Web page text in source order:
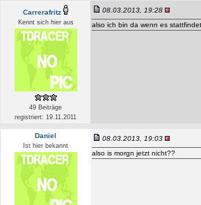
Carrerafritz
Kennt sich hier aus
49 Beiträge
registriert: 19.11.2011
08.03.2013, 19:28
also ich bin da wenn es stattfindet
Daniel
Ist hier bekannt
08.03.2013, 19:03
also is morgn jetzt nicht??